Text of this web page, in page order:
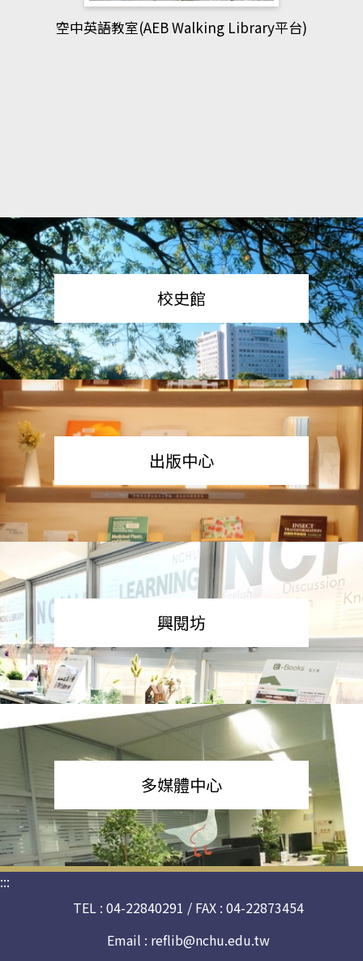
網管人(kono平台)
校史館
出版中心
興閱坊
多媒體中心
:::
TEL : 04-22840291 / FAX : 04-22873454
Email : reflib@nchu.edu.tw